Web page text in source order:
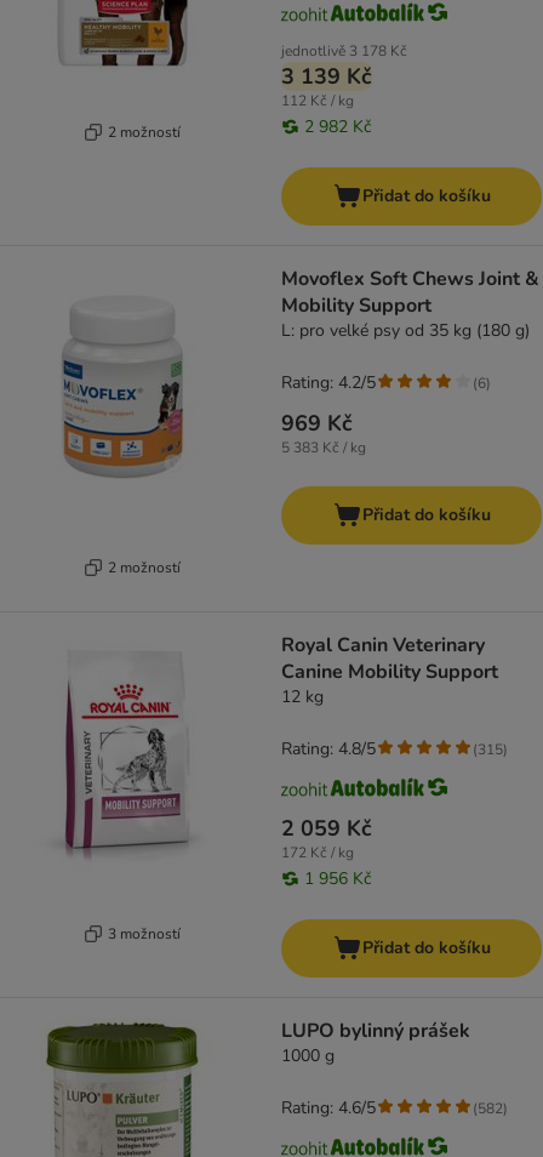
2 možností
jednotlivě 3 178 Kč
3 139 Kč
112 Kč / kg
2 982 Kč
Přidat do košíku
2 možností
Movoflex Soft Chews Joint &
Mobility Support
L: pro velké psy od 35 kg (180 g)
969 Kč
5 383 Kč / kg
Rating: 4.2/5 (6)
Přidat do košíku
3 možností
Royal Canin Veterinary
Canine Mobility Support
12 kg
2 059 Kč
172 Kč / kg
1 956 Kč
Rating: 4.8/5 (315)
Přidat do košíku
LUPO bylinný prášek
1000 g
Rating: 4.6/5 (582)